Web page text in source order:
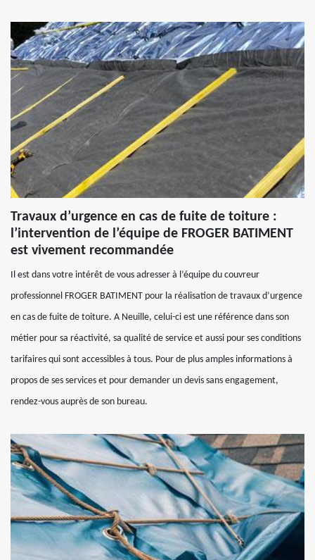
Travaux d’urgence en cas de fuite de toiture :
l’intervention de l’équipe de FROGER BATIMENT
est vivement recommandée
Il est dans votre intérêt de vous adresser à l’équipe du couvreur
professionnel FROGER BATIMENT pour la réalisation de travaux d’urgence
en cas de fuite de toiture. A Neuille, celui-ci est une référence dans son
métier pour sa réactivité, sa qualité de service et aussi pour ses conditions
tarifaires qui sont accessibles à tous. Pour de plus amples informations à
propos de ses services et pour demander un devis sans engagement,
rendez-vous auprès de son bureau.